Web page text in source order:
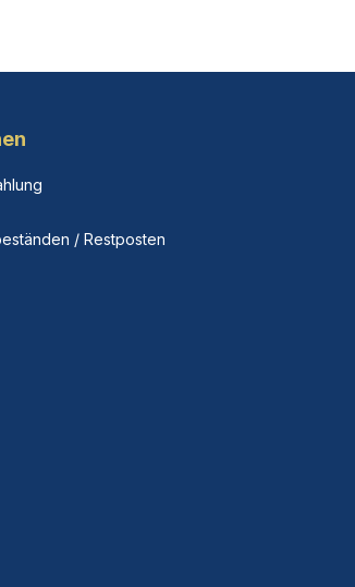
/ Restposten